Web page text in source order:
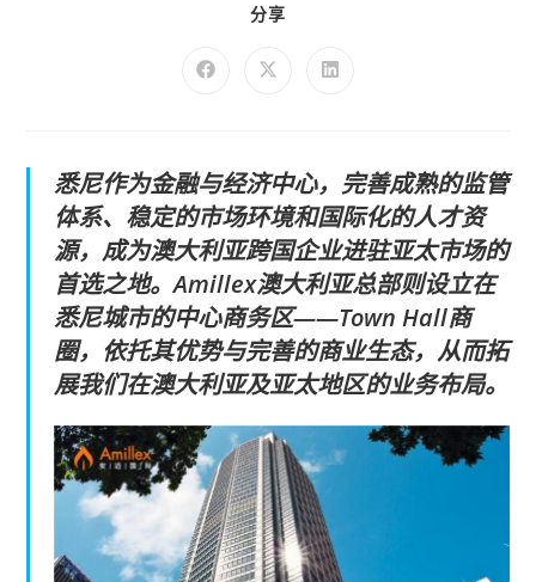
分享
悉尼作为金融与经济中心，完善成熟的监管
体系、稳定的市场环境和国际化的人才资
源，成为澳大利亚跨国企业进驻亚太市场的
首选之地。Amillex澳大利亚总部则设立在
悉尼城市的中心商务区——Town Hall商
圈，依托其优势与完善的商业生态，从而拓
展我们在澳大利亚及亚太地区的业务布局。